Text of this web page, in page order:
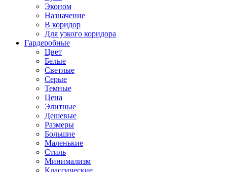
Эконом
Назначение
В коридор
Для узкого коридора
Гардеробные
Цвет
Белые
Светлые
Серые
Темные
Цена
Элитные
Дешевые
Размеры
Большие
Маленькие
Стиль
Минимализм
Классические